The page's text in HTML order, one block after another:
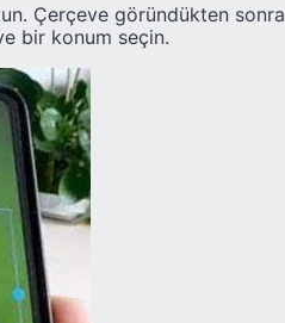
Çerçeve göründükten sonra
bir konum seçin.